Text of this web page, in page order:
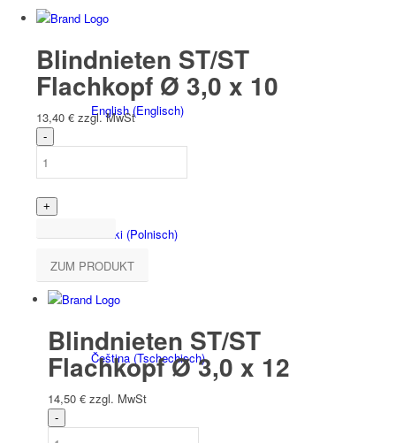
English(Englisch)
Polski(Polnisch)
Čeština(Tschechisch)
Blindnieten ST/ST
Flachkopf Ø 3,0 x 10
13,40 € zzgl. MwSt
ZUM PRODUKT
Blindnieten ST/ST
Flachkopf Ø 3,0 x 12
14,50 € zzgl. MwSt